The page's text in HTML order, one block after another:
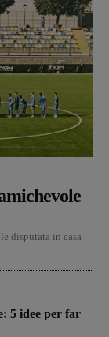
disputata in casa
5 idee per far